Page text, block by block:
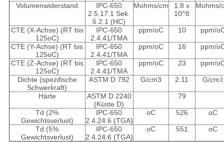
Volumenwiderstand
IPC-650
2.5.17.1 Sek.
5.2.1 (HC)
Mohms/cm
1.8 x
10^8
Mohms/
CTE (X-Achse) (RT bis
125oC)
IPC-650
2.4.41/TMA
ppm/oC 10 ppm/
CTE (Y-Achse) (RT bis
125oC)
IPC-650
2.4.41/TMA
ppm/oC 16 ppm/
CTE (Z-Achse) (RT bis
125oC)
IPC-650
2.4.41/TMA
ppm/oC 23 ppm/
Dichte (spezifische
Schwerkraft)
ASTM D 792 G/cm3 2.11 G/cm3
Härte
ASTM D 2240
(Küste D)
79
Td (2%
Gewichtsverlust)
IPC-650
2.4.24.6 (TGA)
oC 526 oC
Td (5%
Gewichtsverlust)
IPC-650
2.4.24.6 (TGA)
oC 551 oC